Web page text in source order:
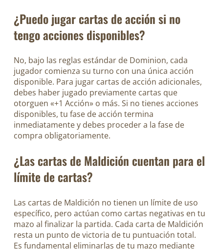
¿Puedo jugar cartas de acción si no
tengo acciones disponibles?
No, bajo las reglas estándar de Dominion, cada
jugador comienza su turno con una única acción
disponible. Para jugar cartas de acción adicionales,
debes haber jugado previamente cartas que
otorguen «+1 Acción» o más. Si no tienes acciones
disponibles, tu fase de acción termina
inmediatamente y debes proceder a la fase de
compra obligatoriamente.
¿Las cartas de Maldición cuentan para el
límite de cartas?
Las cartas de Maldición no tienen un límite de uso
específico, pero actúan como cartas negativas en tu
mazo al finalizar la partida. Cada carta de Maldición
resta un punto de victoria de tu puntuación total.
Es fundamental eliminarlas de tu mazo mediante